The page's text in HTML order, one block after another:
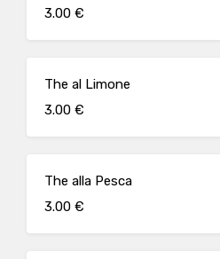
3.00 €
The al Limone
3.00 €
The alla Pesca
3.00 €